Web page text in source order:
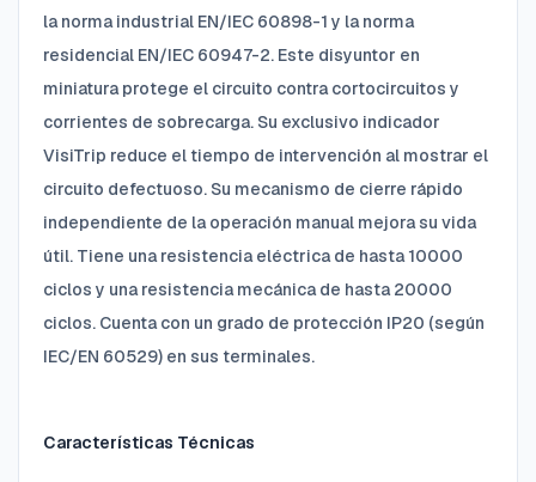
la norma industrial EN/IEC 60898-1 y la norma
residencial EN/IEC 60947-2. Este disyuntor en
miniatura protege el circuito contra cortocircuitos y
corrientes de sobrecarga. Su exclusivo indicador
VisiTrip reduce el tiempo de intervención al mostrar el
circuito defectuoso. Su mecanismo de cierre rápido
independiente de la operación manual mejora su vida
útil. Tiene una resistencia eléctrica de hasta 10000
ciclos y una resistencia mecánica de hasta 20000
ciclos. Cuenta con un grado de protección IP20 (según
IEC/EN 60529) en sus terminales.
Características Técnicas